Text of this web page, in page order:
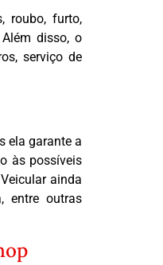
roubo, furto,
disso, o
serviço de
ela garante a
às possíveis
ainda
entre outras